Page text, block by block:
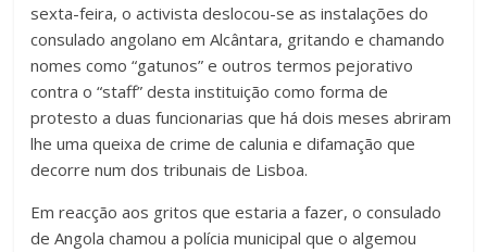
sexta-feira, o activista deslocou-se as instalações do
consulado angolano em Alcântara, gritando e chamando
nomes como “gatunos” e outros termos pejorativo
contra o “staff” desta instituição como forma de
protesto a duas funcionarias que há dois meses abriram
lhe uma queixa de crime de calunia e difamação que
decorre num dos tribunais de Lisboa.
Em reacção aos gritos que estaria a fazer, o consulado
de Angola chamou a polícia municipal que o algemou